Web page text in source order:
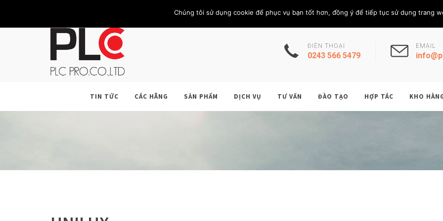
KHÁCH HÀNG LIÊN HỆ THÀNH VIÊN Thứ Năm, 6/8/
ĐIỆN THOẠI
0243 566 5479
EMAIL
TIN TỨC CÁC HÃNG SẢN PHẨM DỊCH VỤ TƯ VẤN ĐÀO TẠO HỢP TÁC KHO
Chúng tôi sử dụng cookie để phục vụ bạn tốt hơn, đồng ý để tiếp tục sử dụng trang